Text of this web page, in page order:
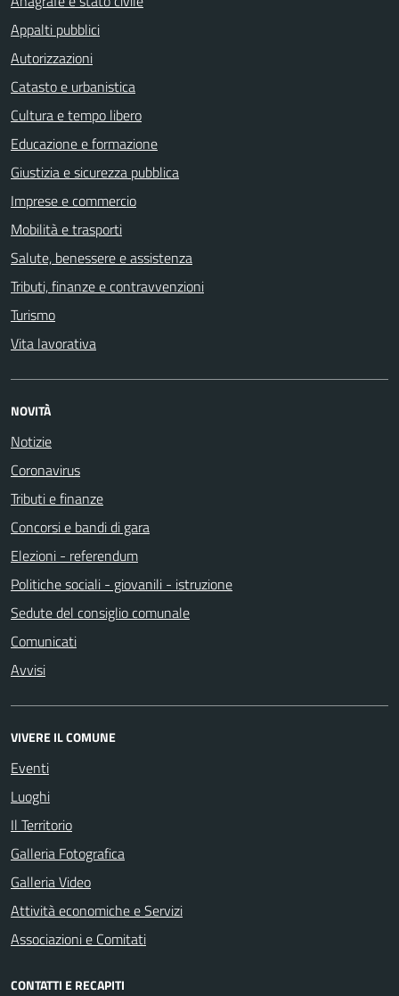
Appalti pubblici
Autorizzazioni
Catasto e urbanistica
Cultura e tempo libero
Educazione e formazione
Giustizia e sicurezza pubblica
Imprese e commercio
Mobilità e trasporti
Salute, benessere e assistenza
Tributi, finanze e contravvenzioni
Turismo
Vita lavorativa
NOVITÀ
Notizie
Coronavirus
Tributi e finanze
Concorsi e bandi di gara
Elezioni - referendum
Politiche sociali - giovanili - istruzione
Sedute del consiglio comunale
Comunicati
Avvisi
VIVERE IL COMUNE
Eventi
Luoghi
Il Territorio
Galleria Fotografica
Galleria Video
Attività economiche e Servizi
Associazioni e Comitati
CONTATTI E RECAPITI